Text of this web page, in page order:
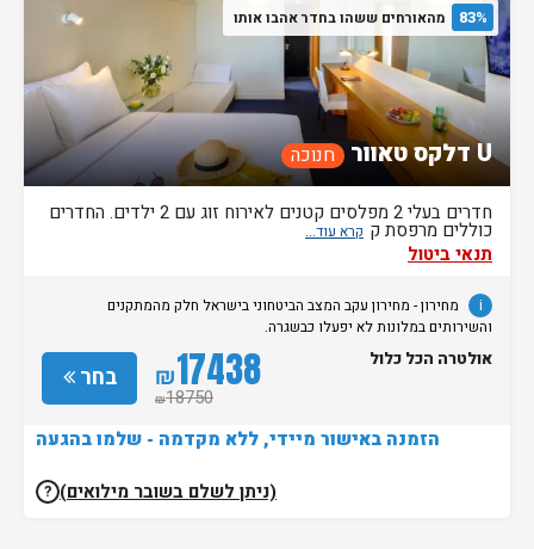
83% מהאורחים ששהו בחדר אהבו אותו
U דלקס טאוור חנוכה
חדרים בעלי 2 מפלסים קטנים לאירוח זוג עם 2 ילדים. החדרים
כוללים מרפסת ק
תנאי ביטול
i מחירון- מחירון עקב המצב הביטחוני בישראל חלק מהמתקנים
והשירותים במלונות לא יפעלו כבשגרה.
בחר ₪17438
₪18750
אולטרה הכל כלול
הזמנה באישור מיידי, ללא מקדמה - שלמו בהגעה
(ניתן לשלם בשובר מילואים) ?